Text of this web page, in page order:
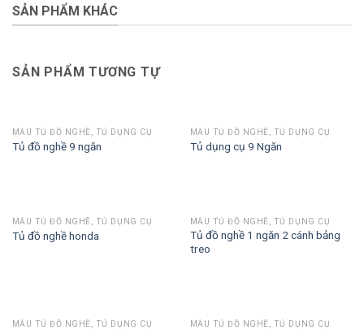
SẢN PHẨM KHÁC
SẢN PHẨM TƯƠNG TỰ
MẪU TỦ ĐỒ NGHỀ, TỦ DỤNG CỤ
Tủ đồ nghề 9 ngăn
MẪU TỦ ĐỒ NGHỀ, TỦ DỤNG CỤ
Tủ dụng cụ 9 Ngăn
MẪU TỦ ĐỒ NGHỀ, TỦ DỤNG CỤ
Tủ đồ nghề honda
MẪU TỦ ĐỒ NGHỀ, TỦ DỤNG CỤ
Tủ đồ nghề 1 ngăn 2 cánh bảng
treo
MẪU TỦ ĐỒ NGHỀ, TỦ DỤNG CỤ MẪU TỦ ĐỒ NGHỀ, TỦ DỤNG CỤ